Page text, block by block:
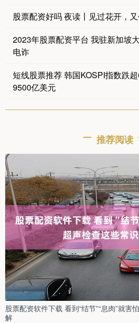
股票配资好吗 夜读丨见过花开，
2023年股票配资平台 我驻新加坡
电诈
短线股票推荐 韩国KOSPI指数跌
9500亿美元
推荐阅读
股票配资软件下载 看到“结节”“息肉”就害
解